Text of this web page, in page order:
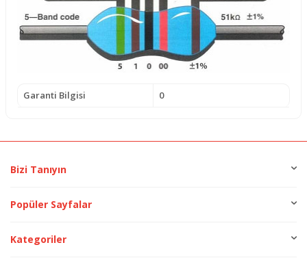
Garanti Bilgisi 0
Bizi Tanıyın
Popüler Sayfalar
Kategoriler